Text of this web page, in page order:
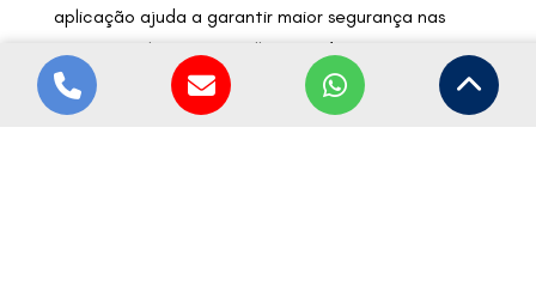
aplicação ajuda a garantir maior segurança nas
conexões elétricas e melhora a eficiência
operacional.
Da mesma forma, esses componentes são indicados